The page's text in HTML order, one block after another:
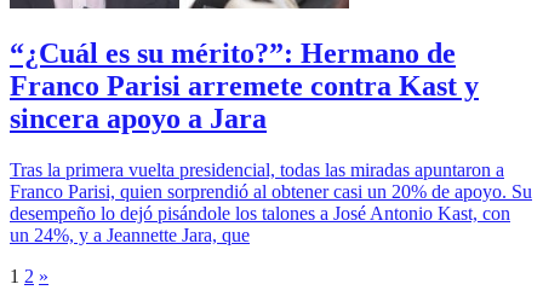
“¿Cuál es su mérito?”: Hermano de
Franco Parisi arremete contra Kast y
sincera apoyo a Jara
Tras la primera vuelta presidencial, todas las miradas apuntaron a
Franco Parisi, quien sorprendió al obtener casi un 20% de apoyo. Su
desempeño lo dejó pisándole los talones a José Antonio Kast, con
un 24%, y a Jeannette Jara, que
1 2 »